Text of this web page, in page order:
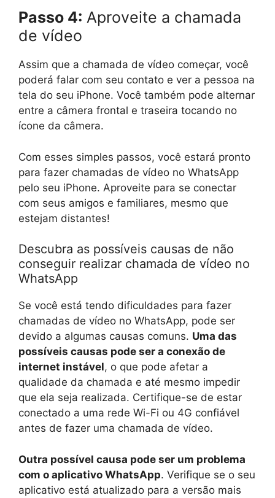
Passo 4: Aproveite a chamada
de vídeo
Assim que a chamada de vídeo começar, você
poderá falar com seu contato e ver a pessoa na
tela do seu iPhone. Você também pode alternar
entre a câmera frontal e traseira tocando no
ícone da câmera.
Com esses simples passos, você estará pronto
para fazer chamadas de vídeo no WhatsApp
pelo seu iPhone. Aproveite para se conectar
com seus amigos e familiares, mesmo que
estejam distantes!
Descubra as possíveis causas de não
conseguir realizar chamada de vídeo no
WhatsApp
Se você está tendo dificuldades para fazer
chamadas de vídeo no WhatsApp, pode ser
devido a algumas causas comuns. Uma das
possíveis causas pode ser a conexão de
internet instável, o que pode afetar a
qualidade da chamada e até mesmo impedir
que ela seja realizada. Certifique-se de estar
conectado a uma rede Wi-Fi ou 4G confiável
antes de fazer uma chamada de vídeo.
Outra possível causa pode ser um problema
com o aplicativo WhatsApp. Verifique se o seu
aplicativo está atualizado para a versão mais